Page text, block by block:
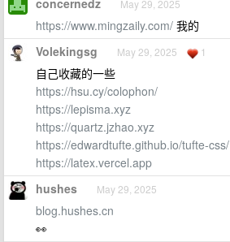
concernedz May 29, 2025
https://www.mingzaily.com/ 我的
Volekingsg May 29, 2025 1
自己收藏的一些
https://hsu.cy/colophon/
https://lepisma.xyz
https://quartz.jzhao.xyz
https://edwardtufte.github.io/tufte-css/
https://latex.vercel.app
hushes May 29, 2025
blog.hushes.cn
👀